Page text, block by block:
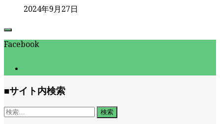
2024年9月27日
Facebook
■サイト内検索
検